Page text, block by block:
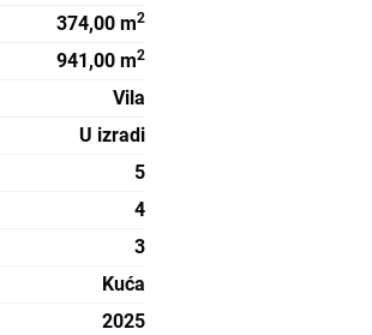
374,00 m2
941,00 m2
Vila
U izradi
5
4
3
Kuća
2025